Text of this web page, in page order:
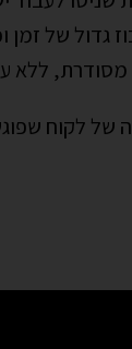
גדול של זמן
ללא
של לקוח